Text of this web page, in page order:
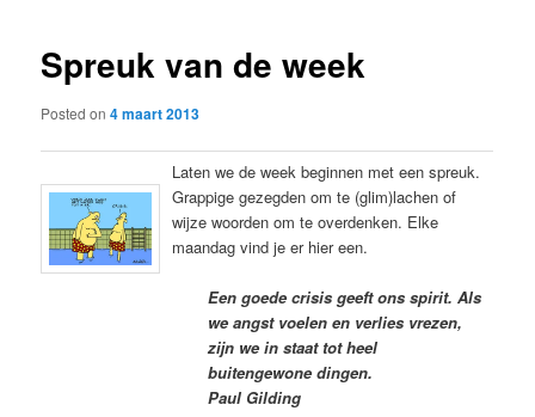
content
Spreuk van de week
Posted on4 maart 2013
Laten we de week beginnen met een spreuk.
Grappige gezegden om te (glim)lachen of
wijze woorden om te overdenken. Elke
maandag vind je er hier een.
Een goede crisis geeft ons spirit. Als
we angst voelen en verlies vrezen,
zijn we in staat tot heel
buitengewone dingen.
Paul Gilding